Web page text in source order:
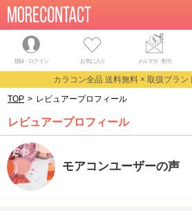
登録・ログイン お気に入り メルマガ・割引
カラコン全品 送料無料 × 取扱ブラン
TOP > レビュアープロフィール
レビュアープロフィール
モアコンユーザーの声